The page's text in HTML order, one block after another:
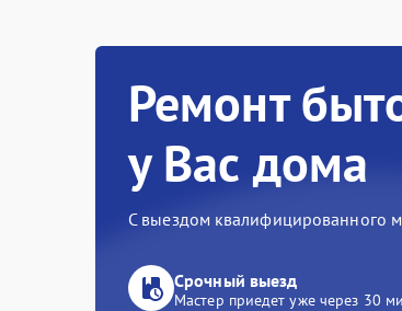
Ремонт
у Вас дома
С выездом квалифицированного
Срочный выезд
Мастер приедет уже через 30